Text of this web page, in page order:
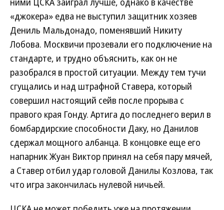
«джокера» едва не выступил защитник хозяев
Дениль Мальдонадо, поменявший Никиту
Лобова. Москвичи прозевали его подключение на
стандарте, и трудно объяснить, как он не
разобрался в простой ситуации. Между тем тучи
сгущались и над штрафной Ставера, который
совершил настоящий сейв после прорыва с
правого края Гонду. Артига до последнего верил в
бомбардирские способности Даку, но Данилов
сдержал мощного албанца. В концовке еще его
напарник Жуан Виктор принял на себя пару мячей,
а Ставер отбил удар головой Данилы Козлова, так
что игра закончилась нулевой ничьей.